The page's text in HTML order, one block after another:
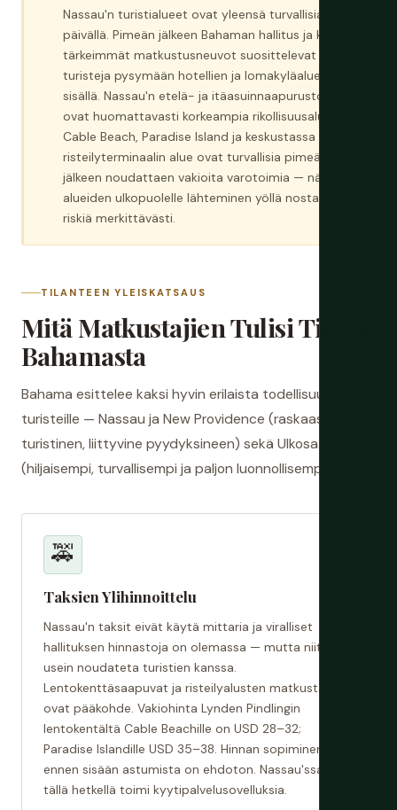
Nassau'n turistialueet ovat yleensä turvallisia
päivällä. Pimeän jälkeen Bahaman hallitus ja kaikki
tärkeimmät matkustusneuvot suosittelevat
turisteja pysymään hotellien ja lomakyläalueiden
sisällä. Nassau'n etelä- ja itäasuinnaapurustot
ovat huomattavasti korkeampia rikollisuusalueita.
Cable Beach, Paradise Island ja keskustassa
risteilyterminaalin alue ovat turvallisia pimeän
jälkeen noudattaen vakioita varotoimia — näiden
alueiden ulkopuolelle lähteminen yöllä nostaa
riskiä merkittävästi.
TILANTEEN YLEISKATSAUS
Mitä Matkustajien Tulisi Tietää
Bahamasta
Bahama esittelee kaksi hyvin erilaista todellisuutta
turisteille — Nassau ja New Providence (raskaasti
turistinen, liittyvine pyydyksineen) sekä Ulkosaaaret
(hiljaisempi, turvallisempi ja paljon luonnollisempi).
🚕
Taksien Ylihinnoittelu
Nassau'n taksit eivät käytä mittaria ja viralliset
hallituksen hinnastoja on olemassa — mutta niitä ei
usein noudateta turistien kanssa.
Lentokenttäsaapuvat ja risteilyalusten matkustajat
ovat pääkohde. Vakiohinta Lynden Pindlingin
lentokentältä Cable Beachille on USD 28–32;
Paradise Islandille USD 35–38. Hinnan sopiminen
ennen sisään astumista on ehdoton. Nassau'ssa ei
tällä hetkellä toimi kyytipalvelusovelluksia.